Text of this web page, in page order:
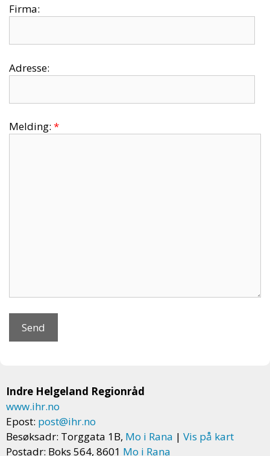
Firma:
Adresse:
Melding: *
Indre Helgeland Regionråd
www.ihr.no
Epost: post@ihr.no
Besøksadr: Torggata 1B, Mo i Rana | Vis på kart
Postadr: Boks 564, 8601 Mo i Rana